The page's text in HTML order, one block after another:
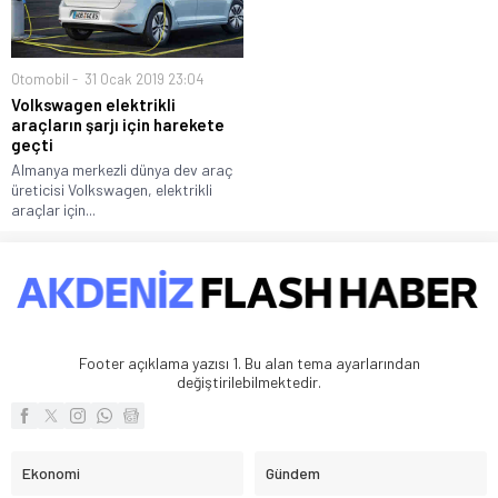
Otomobil 31 Ocak 2019 23:04
Volkswagen elektrikli
araçların şarjı için harekete
geçti
Almanya merkezli dünya dev araç
üreticisi Volkswagen, elektrikli
araçlar için...
Footer açıklama yazısı 1. Bu alan tema ayarlarından
değiştirilebilmektedir.
Ekonomi Gündem